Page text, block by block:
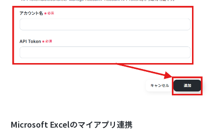
Microsoft Excelのマイアプリ連携